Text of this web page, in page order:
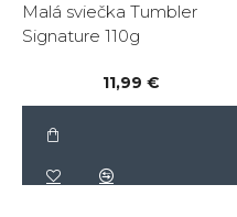
Malá sviečka Tumbler
Signature 110g
11,99 €